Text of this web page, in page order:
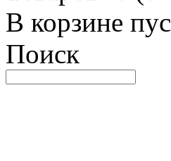
В корзине
Поиск